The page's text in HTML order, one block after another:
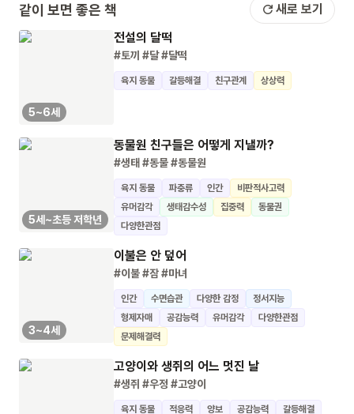
같이 보면 좋은 책 새로 보기
5~6세
전설의 달떡
#토끼 #달#달떡
육지 동물 갈등해결 친구관계 상상력
5세~초등 저학년
동물원 친구들은 어떻게 지낼까?
#생태 #동물#동물원
육지 동물 파충류 인간
비판적사고력
유머감각
생태감수성 집중력
동물권
다양한관점
3~4세
이불은 안 덮어
#이불#잠#마녀
인간 수면습관 다양한 감정
정서지능
형제자매
공감능력 유머감각
다양한관점
문제해결력
고양이와 생쥐의 어느 멋진 날
#생쥐 #우정 #고양이
육지 동물 적응력 양보 공감능력 갈등해결